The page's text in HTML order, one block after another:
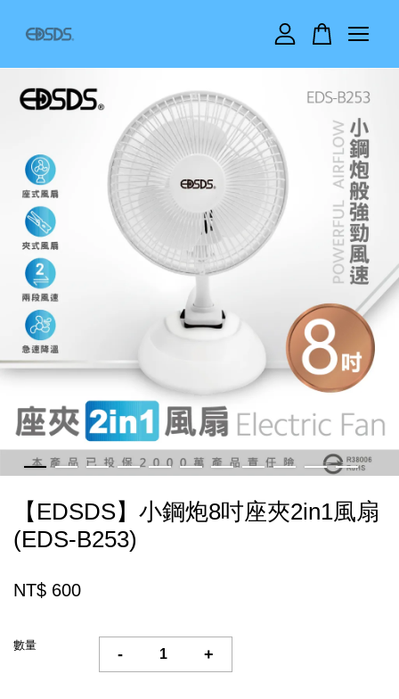
【EDSDS】小鋼炮8吋座夾2in1風扇
(EDS-B253)
NT$ 600
數量
- +
您的購物車目前還是空的。
繼續購物